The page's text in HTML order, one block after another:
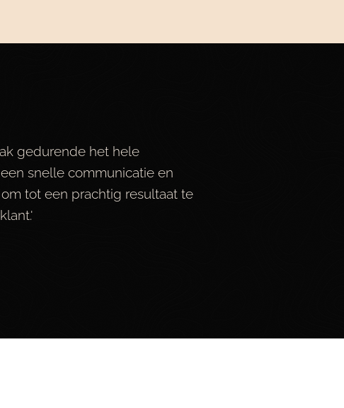
gedurende het hele
snelle communicatie en
tot een prachtig resultaat te